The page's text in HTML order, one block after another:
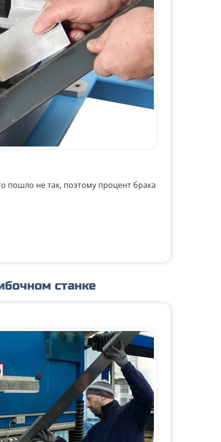
пошло не так, поэтому процент брака
станке